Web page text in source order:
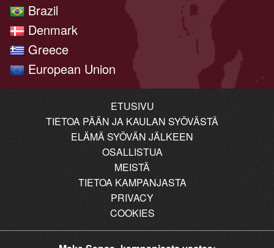
Brazil
Denmark
Greece
European Union
ETUSIVU
TIETOA PÄÄN JA KAULAN SYÖVÄSTÄ
ELÄMÄ SYÖVÄN JÄLKEEN
OSALLISTUA
MEISTÄ
TIETOA KAMPANJASTA
PRIVACY
COOKIES